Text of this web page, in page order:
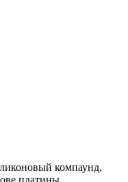
компаунд,
платины.